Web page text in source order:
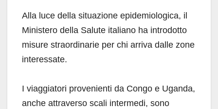
Alla luce della situazione epidemiologica, il
Ministero della Salute italiano ha introdotto
misure straordinarie per chi arriva dalle zone
interessate.
I viaggiatori provenienti da Congo e Uganda,
anche attraverso scali intermedi, sono